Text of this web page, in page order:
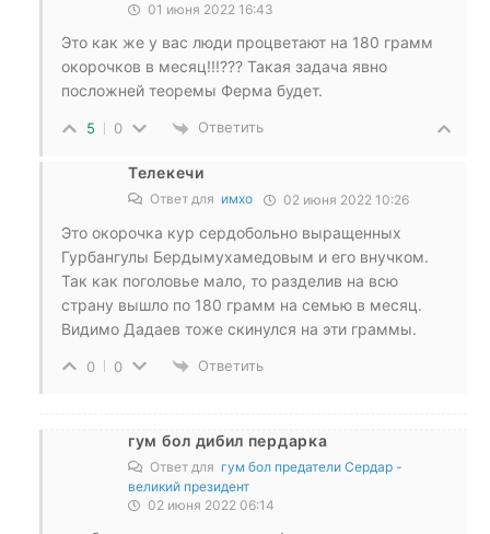
01 июня 2022 16:43
Это как же у вас люди процветают на 180 грамм
окорочков в месяц!!!??? Такая задача явно
посложней теоремы Ферма будет.
5 0 Ответить
Телекечи
Ответ для имхо 02 июня 2022 10:26
Это окорочка кур сердобольно выращенных
Гурбангулы Бердымухамедовым и его внучком.
Так как поголовье мало, то разделив на всю
страну вышло по 180 грамм на семью в месяц.
Видимо Дадаев тоже скинулся на эти граммы.
0 0 Ответить
гум бол дибил пердарка
Ответ для гум бол предатели Сердар -
великий президент
02 июня 2022 06:14